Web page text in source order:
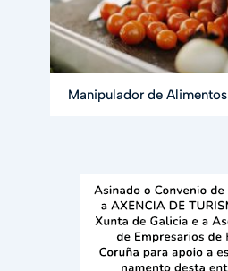
Manipulador de Alimentos